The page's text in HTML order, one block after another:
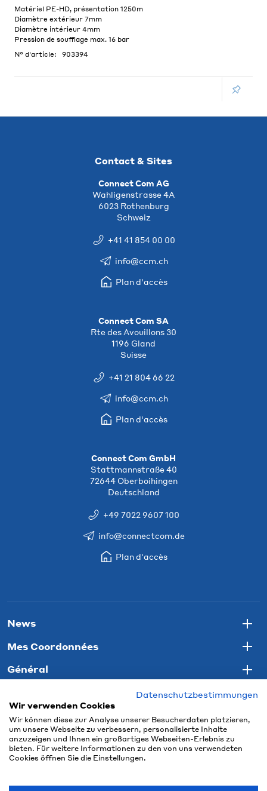
Matériel PE-HD, présentation 1250m
Diamètre extérieur 7mm
Diamètre intérieur 4mm
Pression de soufflage max. 16 bar
N° d'article:
903394
Contact & Sites
Connect Com AG
Wahligenstrasse 4A
6023 Rothenburg
Schweiz
+41 41 854 00 00
info@ccm.ch
Plan d'accès
Connect Com SA
Rte des Avouillons 30
1196 Gland
Suisse
+41 21 804 66 22
info@ccm.ch
Plan d'accès
Connect Com GmbH
Stattmannstraße 40
72644 Oberboihingen
Deutschland
+49 7022 9607 100
info@connectcom.de
Plan d'accès
News
Mes Coordonnées
Général
Datenschutzbestimmungen
Wir verwenden Cookies
Wir können diese zur Analyse unserer Besucherdaten platzieren,
um unsere Webseite zu verbessern, personalisierte Inhalte
anzuzeigen und Ihnen ein großartiges Webseiten-Erlebnis zu
bieten. Für weitere Informationen zu den von uns verwendeten
Cookies öffnen Sie die Einstellungen.